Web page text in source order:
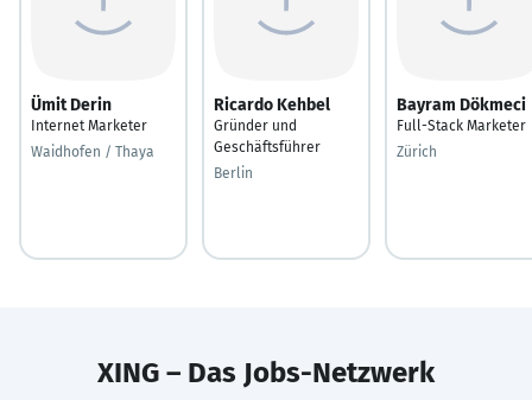
Ümit Derin
Internet Marketer
Waidhofen / Thaya
Ricardo Kehbel
Gründer und
Geschäftsführer
Berlin
Bayram Dökmeci
Full-Stack Marketer
Zürich
XING – Das Jobs-Netzwerk